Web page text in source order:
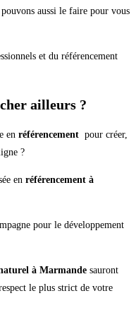
aussi le faire pour vous
et du référencement
ailleurs ?
en référencement pour créer,
?
en référencement à
pour le développement
à Marmande sauront
le plus strict de votre